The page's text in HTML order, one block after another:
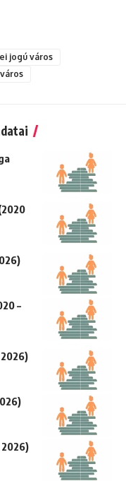
jogú város
város
–
2026)